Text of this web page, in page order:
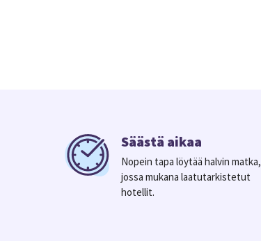
Säästä aikaa
Nopein tapa löytää halvin matka,
jossa mukana laatutarkistetut
hotellit.